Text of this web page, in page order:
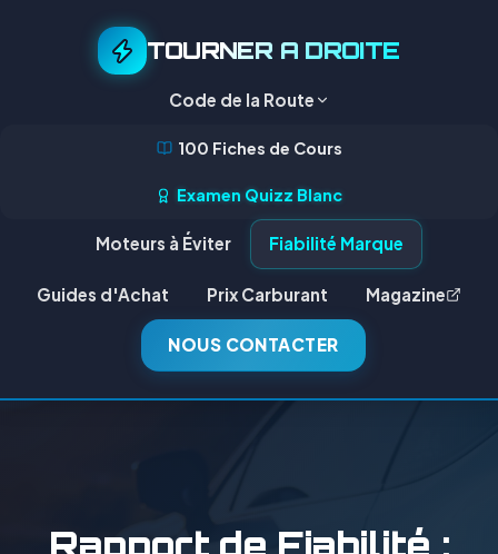
TOURNER A DROITE
Code de la Route
100 Fiches de Cours
Examen Quizz Blanc
Moteurs à Éviter Fiabilité Marque
Guides d'Achat Prix Carburant Magazine
NOUS CONTACTER
Rapport de Fiabilité :